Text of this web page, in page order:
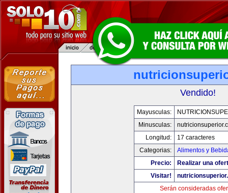
Vendido!
Mayusculas:
Minusculas:
Longitud:
17 caracteres
Categorias:
Alimentos y
Precio:
Realizar una
Visitar!
Serán consideradas